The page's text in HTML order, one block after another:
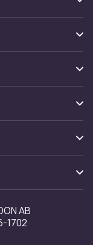
AB
1702